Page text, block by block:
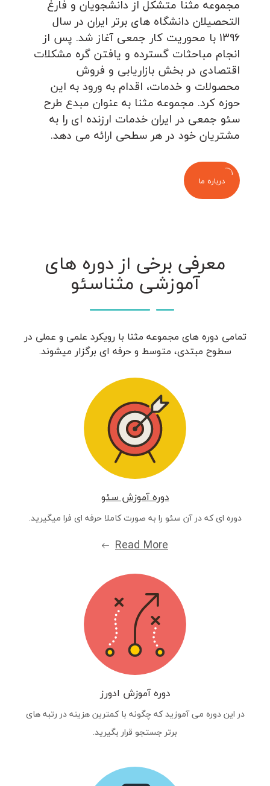
مجموعه مثنا متشکل از دانشجویان و فارغ
التحصیلان دانشگاه های برتر ایران در سال
1396 با محوریت کار جمعی آغاز شد. پس از
انجام مباحثات گسترده و یافتن گره مشکلات
اقتصادی در بخش بازاریابی و فروش
محصولات و خدمات، اقدام به ورود به این
حوزه کرد. مجموعه مثنا به عنوان مبدع طرح
سئو جمعی در ایران خدمات ارزنده ای را به
مشتریان خود در هر سطحی ارائه می دهد.
درباره ما
معرفی برخی از دوره های
آموزشی مثناسئو
تمامی دوره های مجموعه مثنا با رویکرد علمی و عملی در
سطوح مبتدی، متوسط و حرفه ای برگزار میشوند.
دوره آموزش سئو
دوره ای که در آن سئو را به صورت کاملا حرفه ای فرا میگیرید.
Read More
دوره آموزش ادورز
در این دوره می آموزید که چگونه با کمترین هزینه در رتبه های
برتر جستجو قرار بگیرید.